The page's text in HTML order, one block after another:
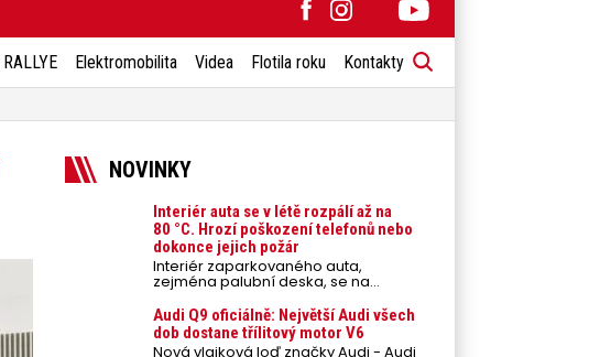
RALLYE Elektromobilita Videa Flotila roku Kontakty
NOVINKY
Interiér auta se v létě rozpálí až na
80 °C. Hrozí poškození telefonů nebo
dokonce jejich požár
Interiér zaparkovaného auta,
zejména palubní deska, se na
přímém slunci může během letních
veder rozpálit až na 80 °C. Takové
teploty představují nebezpečí pro
odložené mobilní telefony,
Audi Q9 oficiálně: Největší Audi všech
dob dostane třílitový motor V6
Nová vlajková loď značky Audi - Audi